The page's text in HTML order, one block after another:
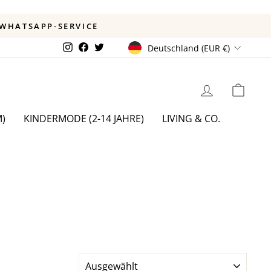
ab 49 €
Instagram
Facebook
TwitterWÄHRUNG
Deutschland (EUR €)
EINLOGGEN
KINDERMODE (2-14 JAHRE) LIVING & CO.